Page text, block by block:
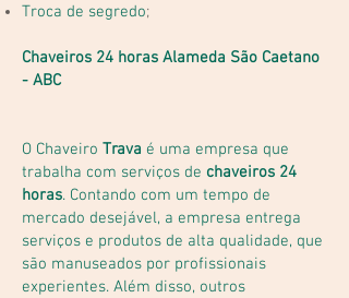
Troca de segredo;
Chaveiros 24 horas Alameda São Caetano
- ABC
O Chaveiro Trava é uma empresa que
trabalha com serviços de chaveiros 24
horas. Contando com um tempo de
mercado desejável, a empresa entrega
serviços e produtos de alta qualidade, que
são manuseados por profissionais
experientes. Além disso, outros